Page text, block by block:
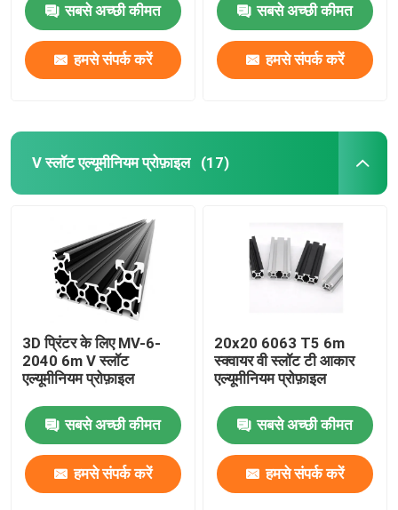
सबसे अच्छी कीमत
हमसे संपर्क करें
सबसे अच्छी कीमत
हमसे संपर्क करें
V स्लॉट एल्यूमीनियम प्रोफ़ाइल (17)
3D प्रिंटर के लिए MV-6-
2040 6m V स्लॉट
एल्यूमीनियम प्रोफ़ाइल
सबसे अच्छी कीमत
हमसे संपर्क करें
20x20 6063 T5 6m
स्क्वायर वी स्लॉट टी आकार
एल्यूमीनियम प्रोफ़ाइल
सबसे अच्छी कीमत
हमसे संपर्क करें